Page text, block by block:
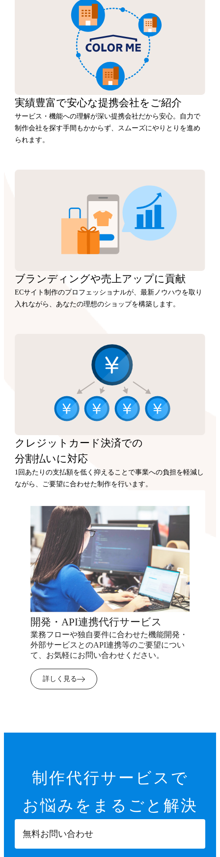
実績豊富で安心な提携会社を ご紹介
サービス・機能への理解が深い提携会社だから安心。自力で
制作会社を探す手間もかからず、スムーズにやりとりを進め
られます。
ブランディングや売上アップに貢献
ECサイト制作のプロフェッショナルが、最新ノウハウを取り
入れながら、あなたの理想のショップを構築します。
クレジットカード決済での
分割払いに対応
1回あたりの支払額を低く抑えることで事業への負担を軽減し
ながら、ご要望に合わせた制作を行います。
開発・API連携代行サービス
業務フローや独自要件に合わせた機能開発・
外部サービスとのAPI連携等のご要望につい
て、お気軽にお問い合わせください。
詳しく見る
制作代行サービスで
お悩みを まるごと解決
無料お問い合わせ